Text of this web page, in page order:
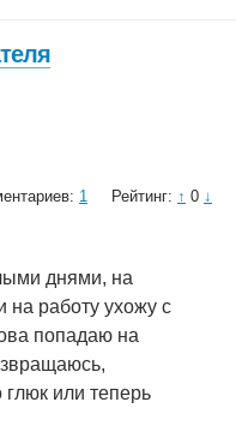
1 Рейтинг: ↑ 0 ↓
днями, на
работу ухожу с
попадаю на
глюк или теперь